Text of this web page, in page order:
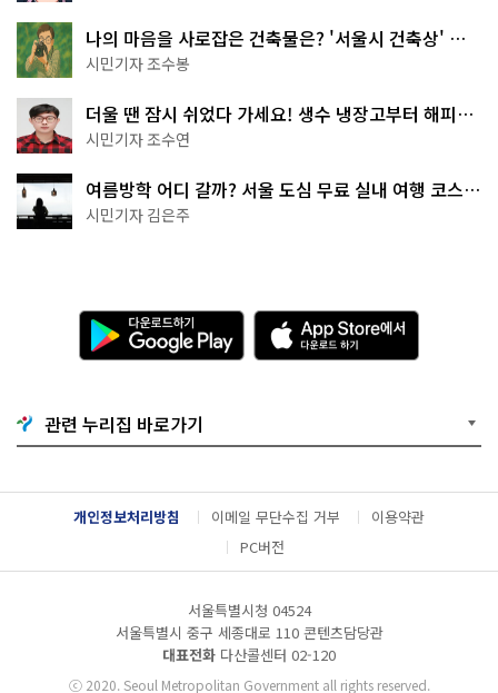
나의 마음을 사로잡은 건축물은? '서울시 건축상' 수
상작 공개!
시민기자 조수봉
더울 땐 잠시 쉬었다 가세요! 생수 냉장고부터 해피소
·무더위쉼터까지
시민기자 조수연
여름방학 어디 갈까? 서울 도심 무료 실내 여행 코스
추천
시민기자 김은주
다
운
로
기
G
o
g
l
e
l
A
p
p
e
서
다
운
드
관련 누리집 바로가기
개인정보처리방침 이메일 무단수집 거부
이용약관
PC버전
서울특별시청 04524
서울특별시 중구 세종대로 110 콘텐츠담당관
대표전화 다산콜센터 02-120
ⓒ2020. Seoul Metropolitan Government all rights reserved.